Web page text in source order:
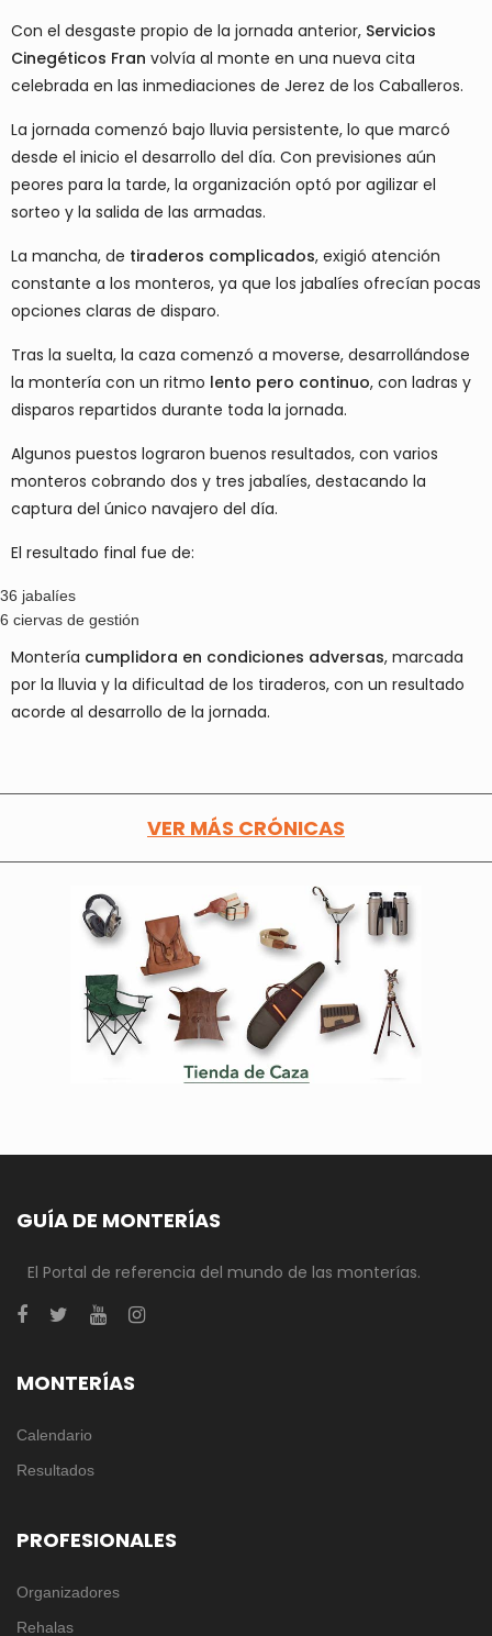
Con el desgaste propio de la jornada anterior, Servicios
Cinegéticos Fran volvía al monte en una nueva cita
celebrada en las inmediaciones de Jerez de los Caballeros.
La jornada comenzó bajo lluvia persistente, lo que marcó
desde el inicio el desarrollo del día. Con previsiones aún
peores para la tarde, la organización optó por agilizar el
sorteo y la salida de las armadas.
La mancha, de tiraderos complicados, exigió atención
constante a los monteros, ya que los jabalíes ofrecían pocas
opciones claras de disparo.
Tras la suelta, la caza comenzó a moverse, desarrollándose
la montería con un ritmo lento pero continuo, con ladras y
disparos repartidos durante toda la jornada.
Algunos puestos lograron buenos resultados, con varios
monteros cobrando dos y tres jabalíes, destacando la
captura del único navajero del día.
El resultado final fue de:
36 jabalíes
6 ciervas de gestión
Montería cumplidora en condiciones adversas, marcada
por la lluvia y la dificultad de los tiraderos, con un resultado
acorde al desarrollo de la jornada.
VER MÁS CRÓNICAS
GUÍA DE MONTERÍAS
El Portal de referencia del mundo de las monterías.
MONTERÍAS
Calendario
Resultados
PROFESIONALES
Organizadores
Rehalas